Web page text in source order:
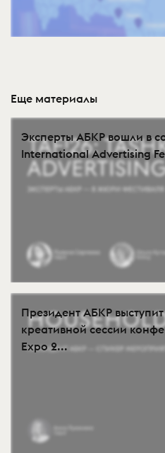
Еще материалы
Эксперты АБКР вошли в
International Advertising
Президент АБКР
креативной сессии
Expo 2...